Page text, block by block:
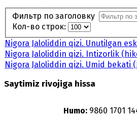
Фильтр по заголовку
Кол-во строк:
Nigora Jaloliddin qizi. Unutilgan
Nigora Jaloliddin qizi. Intizorlik
Nigora Jaloliddin qizi. Umid bekati
Saytimiz rivojiga hissa
Humo: 9860 1701